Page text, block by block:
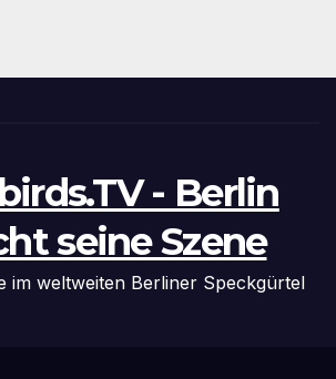
- Berlin
seine Szene
im weltweiten Berliner Speckgürtel